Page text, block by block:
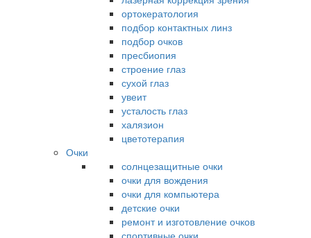
ортокератология
подбор контактных линз
подбор очков
пресбиопия
строение глаз
сухой глаз
увеит
усталость глаз
халязион
цветотерапия
Очки
солнцезащитные очки
очки для вождения
очки для компьютера
детские очки
ремонт и изготовление очков